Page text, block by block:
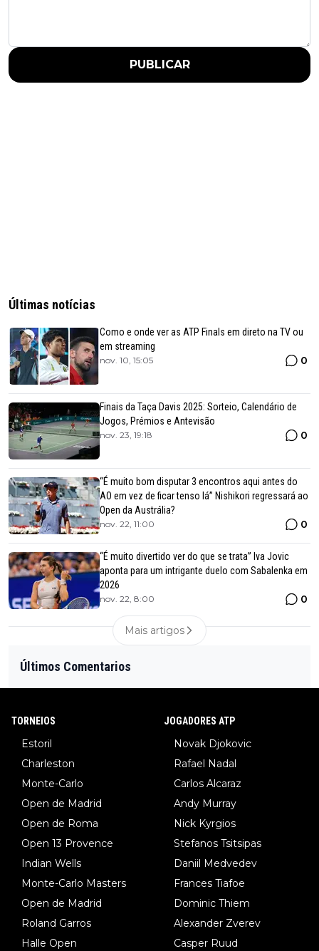
PUBLICAR
Últimas notícias
Como e onde ver as ATP Finals em direto na TV ou
em streaming
nov. 10, 15:05 0
Finais da Taça Davis 2025: Sorteio, Calendário de
Jogos, Prémios e Antevisão
nov. 23, 19:18 0
“É muito bom disputar 3 encontros aqui antes do
AO em vez de ficar tenso lá” Nishikori regressará ao
Open da Austrália?
nov. 22, 11:00 0
“É muito divertido ver do que se trata” Iva Jovic
aponta para um intrigante duelo com Sabalenka em
2026
nov. 22, 8:00 0
Mais artigos
Últimos Comentarios
TORNEIOS
Estoril
Charleston
Monte-Carlo
Open de Madrid
Open de Roma
Open 13 Provence
Indian Wells
Monte-Carlo Masters
Open de Madrid
Roland Garros
Halle Open
JOGADORES ATP
Novak Djokovic
Rafael Nadal
Carlos Alcaraz
Andy Murray
Nick Kyrgios
Stefanos Tsitsipas
Daniil Medvedev
Frances Tiafoe
Dominic Thiem
Alexander Zverev
Casper Ruud